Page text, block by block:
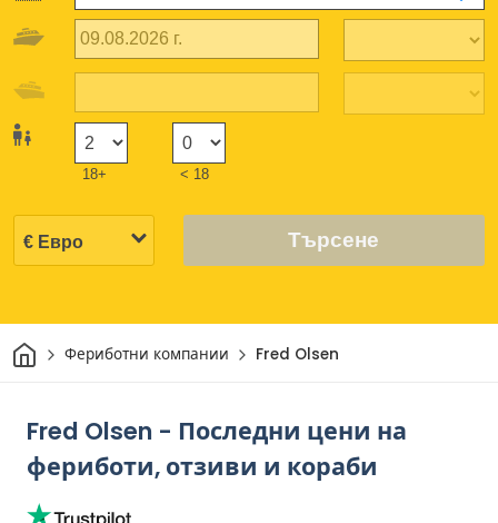
18+ < 18
Търсене
Начало
Фериботни компании Fred Olsen
Fred Olsen - Последни цени на
фериботи, отзиви и кораби